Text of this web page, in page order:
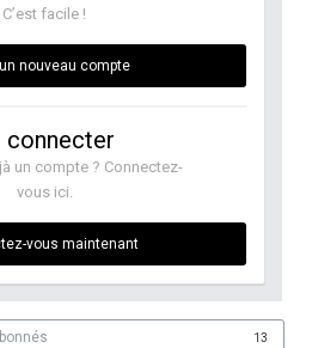
C’est facile !
nouveau compte
connecter
un compte ? Connectez-
vous ici.
vous maintenant
13